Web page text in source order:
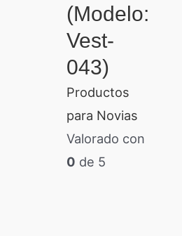
(Modelo:
Vest-
043)
Productos
para Novias
Valorado con
0 de 5